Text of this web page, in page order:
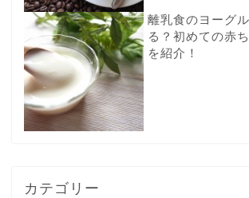
離乳食のヨーグ
る？初めての赤
を紹介！
カテゴリー